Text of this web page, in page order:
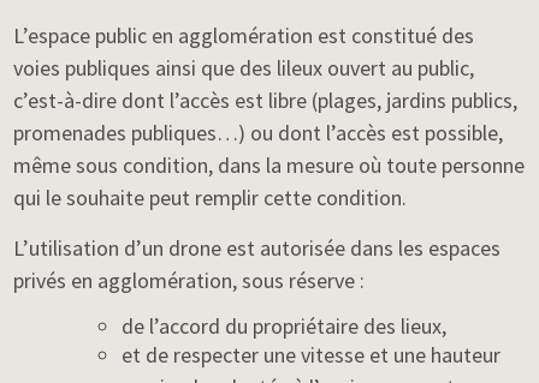
L’espace public en agglomération est constitué des
voies publiques ainsi que des lileux ouvert au public,
c’est-à-dire dont l’accès est libre (plages, jardins publics,
promenades publiques…) ou dont l’accès est possible,
même sous condition, dans la mesure où toute personne
qui le souhaite peut remplir cette condition.
L’utilisation d’un drone est autorisée dans les espaces
privés en agglomération, sous réserve :
de l’accord du propriétaire des lieux,
et de respecter une vitesse et une hauteur